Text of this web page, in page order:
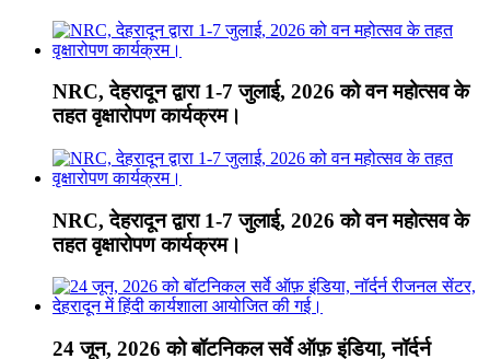
NRC, देहरादून द्वारा 1-7 जुलाई, 2026 को वन महोत्सव के
तहत वृक्षारोपण कार्यक्रम।
NRC, देहरादून द्वारा 1-7 जुलाई, 2026 को वन महोत्सव के
तहत वृक्षारोपण कार्यक्रम।
24 जून, 2026 को बॉटनिकल सर्वे ऑफ़ इंडिया, नॉर्दर्न